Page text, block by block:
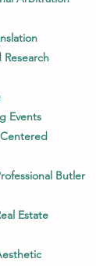
Events
Butler
Estate